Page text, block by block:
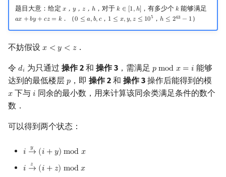
GUIDE
CP Editor
Code::Blocks
LaTeX 入门 锦标赛排序
排序相关 STL
排序应用
优化
动态 DP
DP 套 DP
DP 优化
后缀自动机 (SAM)
广义后缀自动机
后缀树
序列自动机
中国剩余定理
阶乘取模
卢卡斯定理
多项式与生成函数 符号化方法
形式幂级数复合|复合逆
普通生成函数
分拆数
Pólya 计数
图论计数
线性代数
Jordan标准型
线性规划
博弈论
树状数组
划分树
二叉搜索树 & 平衡树
树套树
树哈希
随机增量法
计算几何杂项
表达式求值
主元素问题
Garsia–Wachs 算法
珂朵莉树/颜色段均摊
题目大意：给定 𝑥， 𝑦，𝑧 ，ℎ
x， y， z， h ，对于𝑘 ∈ [1,ℎ]
k ∈[ 1,h ] ，有多少个𝑘
k 能够满足
𝑎𝑥 +𝑏𝑦 + 𝑐𝑧 = 𝑘
ax+b y+c z= k ．（0 ≤ 𝑎,𝑏,𝑐
0 ≤a b, c ， 1 ≤ 𝑥,𝑦,𝑧 ≤ 105
1 ≤x, y,z ≤105 ，ℎ ≤ 263 − 1
h ≤2 63−1 ）
不妨假设 𝑥 < 𝑦 < 𝑧
x<y<z ．
令 𝑑𝑖
di 为只通过 操作 2和 操作 3，需满足 𝑝mod 𝑥 = 𝑖
p mod x= i
能够
达到的最低楼层 𝑝
p ，即操作 2 和操作 3 操作后能得到的模
𝑥
x 下与𝑖
i 同余的最小数，用来计算该同余类满足条件的数个
数．
可以得到两个状态：
𝑖 𝑦
→ (𝑖 +𝑦) mod 𝑥
i →y (i+ y) modx
𝑖 𝑧
→ (𝑖 +𝑧) mod𝑥
i →z i+ z)modx